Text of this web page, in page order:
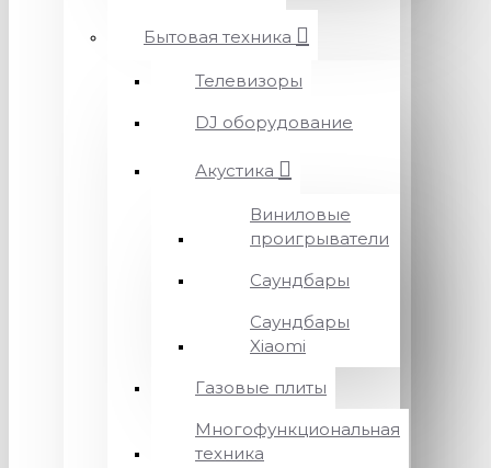
Бытовая техника
Телевизоры
DJ оборудование
Акустика
Виниловые
проигрыватели
Саундбары
Саундбары
Xiaomi
Газовые плиты
Многофункциональная
техника